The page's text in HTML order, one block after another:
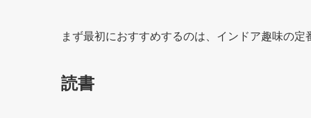
まず最初におすすめするのは、インドア趣味の定
読書